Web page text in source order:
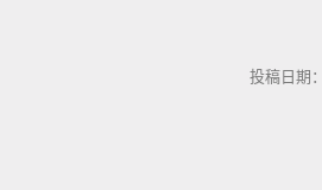
投稿日期：